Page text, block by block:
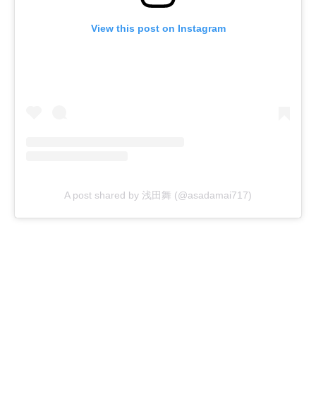
View this post on Instagram
A post shared by 浅田舞 (@asadamai717)